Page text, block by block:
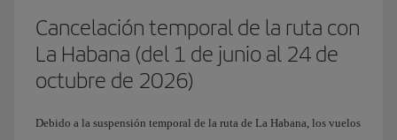
Cancelación temporal de la ruta con
La Habana (del 1 de junio al 24 de
octubre de 2026)
Debido a la suspensión temporal de la ruta de La Habana, los vuelos